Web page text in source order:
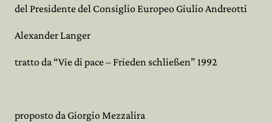
del Presidente del Consiglio Europeo Giulio Andreotti
Alexander Langer
tratto da “Vie di pace – Frieden schließen” 1992
proposto da Giorgio Mezzalira